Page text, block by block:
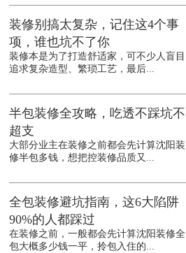
装修别搞太复杂，记住这4个事
项，谁也坑不了你
装修本是为了打造舒适家，可不少人盲目
追求复杂造型、繁琐工艺，最后...
半包装修全攻略，吃透不踩坑不
超支
大部分业主在装修之前都会先计算沈阳装
修半包多钱，想把控装修品质又...
全包装修避坑指南，这6大陷阱
90%的人都踩过
在装修之前，一般都会先计算沈阳装修全
包大概多少钱一平，拎包入住的...